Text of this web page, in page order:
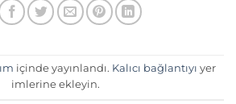
içinde yayınlandı. Kalıcı bağlantıyı yer
imlerine ekleyin.